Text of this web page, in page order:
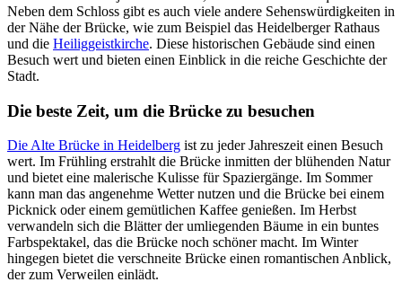
Neben dem Schloss gibt es auch viele andere Sehenswürdigkeiten in
der Nähe der Brücke, wie zum Beispiel das Heidelberger Rathaus
und die Heiliggeistkirche. Diese historischen Gebäude sind einen
Besuch wert und bieten einen Einblick in die reiche Geschichte der
Stadt.
Die beste Zeit, um die Brücke zu besuchen
Die Alte Brücke in Heidelberg ist zu jeder Jahreszeit einen Besuch
wert. Im Frühling erstrahlt die Brücke inmitten der blühenden Natur
und bietet eine malerische Kulisse für Spaziergänge. Im Sommer
kann man das angenehme Wetter nutzen und die Brücke bei einem
Picknick oder einem gemütlichen Kaffee genießen. Im Herbst
verwandeln sich die Blätter der umliegenden Bäume in ein buntes
Farbspektakel, das die Brücke noch schöner macht. Im Winter
hingegen bietet die verschneite Brücke einen romantischen Anblick,
der zum Verweilen einlädt.